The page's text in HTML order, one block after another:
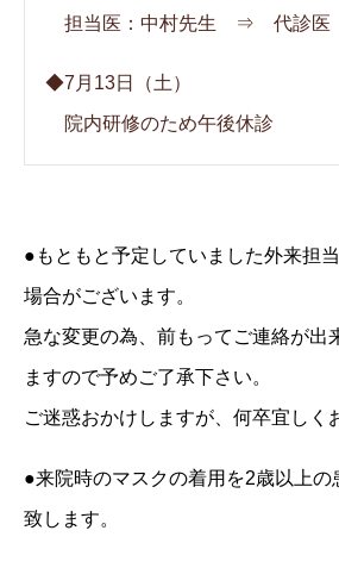
担当医：中村先生 ⇒ 代診医
◆7月13日（土）
院内研修のため午後休診
●もともと予定していました外来担
場合がございます。
急な変更の為、前もってご連絡が出
ますので予めご了承下さい。
ご迷惑おかけしますが、何卒宜しく
●来院時のマスクの着用を2歳以上の
致します。